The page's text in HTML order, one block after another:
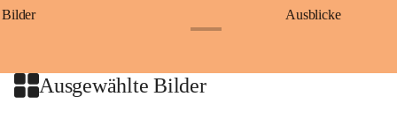
Bilder Ausblicke
Ausgewählte Bilder